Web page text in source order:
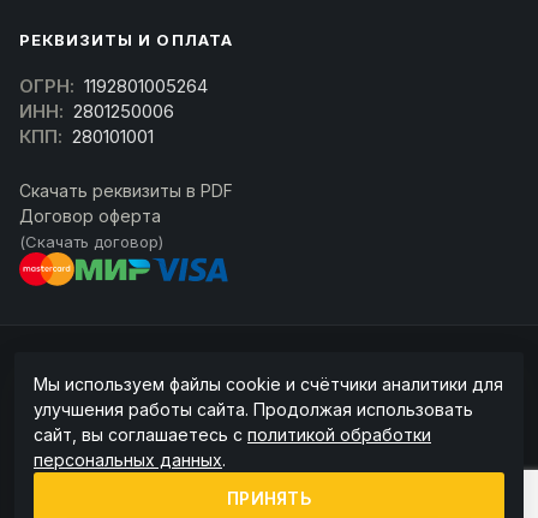
РЕКВИЗИТЫ И ОПЛАТА
ОГРН: 1192801005264
ИНН: 2801250006
КПП: 280101001
Скачать реквизиты в PDF
Договор оферта
(Скачать договор)
ссылка на источник обязательна.
Информация на сайте не является публичной офертой (ст. 437 ГК РФ).
Политика конфиденциальности
Пользовательское соглашение
Мы используем файлы cookie и счётчики аналитики для
улучшения работы сайта. Продолжая использовать
сайт, вы соглашаетесь с политикой обработки
персональных данных.
ПРИНЯТЬ